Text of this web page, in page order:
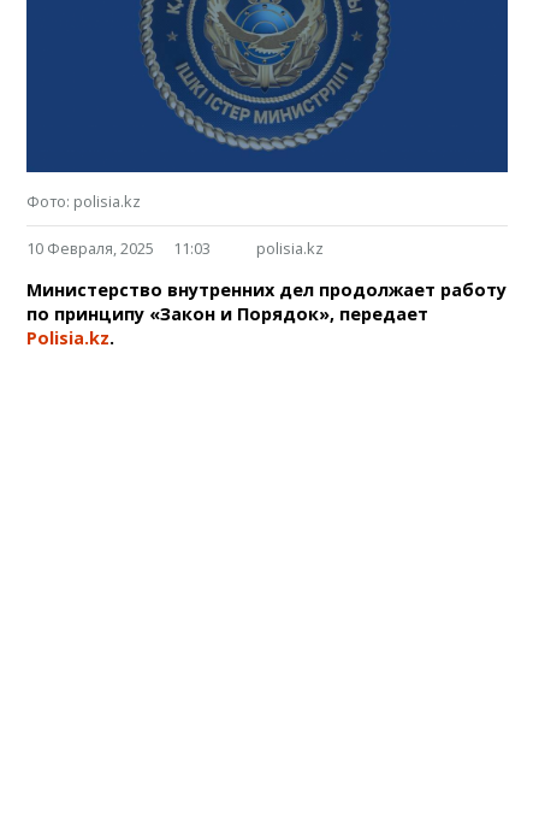
Фото: polisia.kz
10 Февраля, 2025 11:03 polisia.kz
Министерство внутренних дел продолжает работу
по принципу «Закон и Порядок», передает
Polisia.kz.